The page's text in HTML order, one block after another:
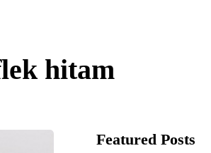
hitam
Featured Posts